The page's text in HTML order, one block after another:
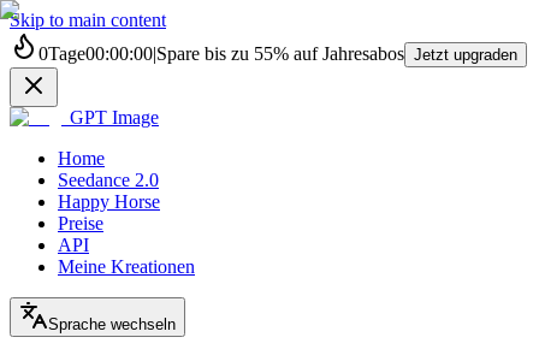
Skip to main content
0Tage00:00:00|Spare bis zu 55% auf Jahresabos Jetzt upgraden
GPT Image
Home
Seedance 2.0
Happy Horse
Preise
API
Meine Kreationen
Sprache wechseln